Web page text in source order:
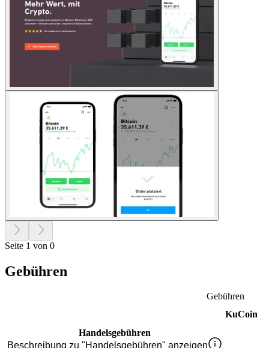
Seite 1 von 0
Gebühren
Gebühren
KuCoin
Handelsgebühren
Beschreibung zu "Handelsgebühren" anzeigen